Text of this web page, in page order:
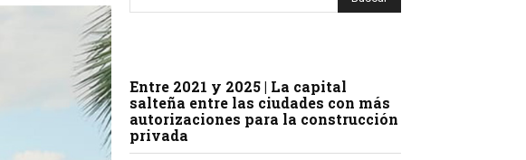
Entre 2021 y 2025 | La capital
salteña entre las ciudades con más
autorizaciones para la construcción
privada